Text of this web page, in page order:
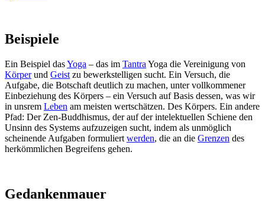
Beispiele
Ein Beispiel dasYoga – das im Tantra Yoga die Vereinigung von
Körperund Geist zu bewerkstelligen sucht. Ein Versuch, die
Aufgabe, die Botschaft deutlich zu machen, unter vollkommener
Einbeziehung des Körpers – ein Versuch auf Basis dessen, was wir
in unsrem Leben am meisten wertschätzen. Des Körpers. Ein andere
Pfad: Der Zen-Buddhismus, der auf der intelektuellen Schiene den
Unsinn des Systems aufzuzeigen sucht, indem als unmöglich
scheinende Aufgaben formuliert werden, die an die Grenzen des
herkömmlichen Begreifens gehen.
Gedankenmauer